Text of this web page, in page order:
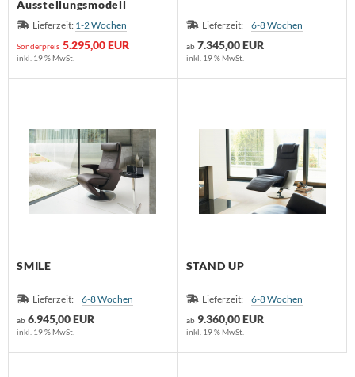
Ausstellungsmodell
Lieferzeit: 1-2 Wochen
Sonderpreis 5.295,00 EUR
inkl. 19 % MwSt.
Lieferzeit: 6-8 Wochen
ab 7.345,00 EUR
inkl. 19 % MwSt.
SMILE
Lieferzeit: 6-8 Wochen
ab 6.945,00 EUR
inkl. 19 % MwSt.
STAND UP
Lieferzeit: 6-8 Wochen
ab 9.360,00 EUR
inkl. 19 % MwSt.